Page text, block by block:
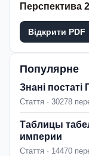
Перспектива
Відкрити PDF
Популярне
Знані
Стаття · 30278
Таблицы
империи
Стаття · 14470